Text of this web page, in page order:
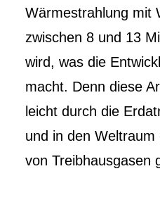
Wärmestrahlung mit
zwischen 8 und 13
wird, was die
macht. Denn diese
leicht durch die
und in den
von Treibhausgasen